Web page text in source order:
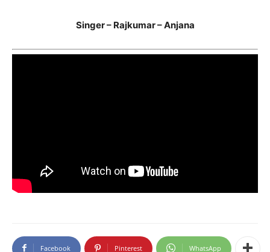
Singer – Rajkumar – Anjana
Facebook Pinterest WhatsApp